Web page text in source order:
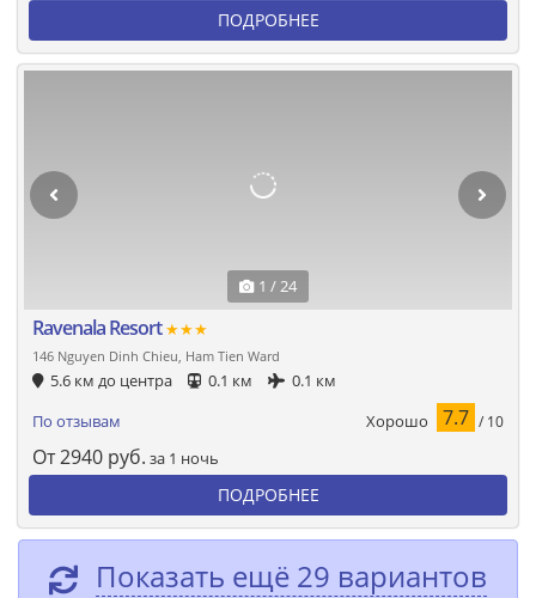
ПОДРОБНЕЕ
1 / 24
Ravenala Resort★★★
146 Nguyen Dinh Chieu, Ham Tien Ward
5.6 км до центра 0.1 км
0.1 км
По отзывам
Хорошо 7.7 / 10
От2940 руб. за 1 ночь
ПОДРОБНЕЕ
Показать ещё 29 вариантов